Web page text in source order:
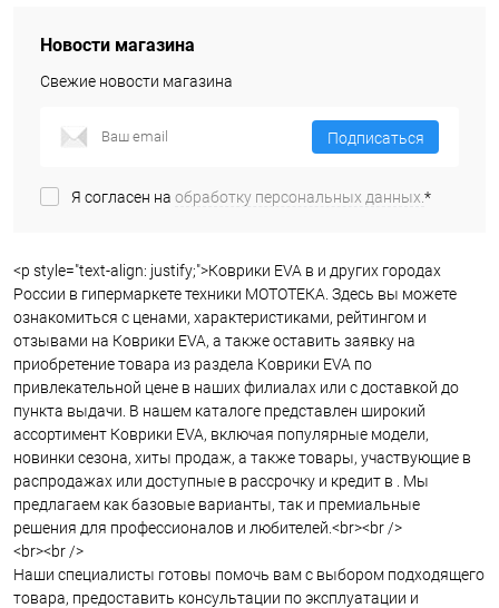
Новости магазина
Свежие новости магазина
Подписаться
Я согласен на обработку персональных данных.*
<p style="text-align: justify;">Коврики EVA в и других городах
России в гипермаркете техники МОТОТЕКА. Здесь вы можете
ознакомиться с ценами, характеристиками, рейтингом и
отзывами на Коврики EVA, а также оставить заявку на
приобретение товара из раздела Коврики EVA по
привлекательной цене в наших филиалах или с доставкой до
пункта выдачи. В нашем каталоге представлен широкий
ассортимент Коврики EVA, включая популярные модели,
новинки сезона, хиты продаж, а также товары, участвующие в
распродажах или доступные в рассрочку и кредит в . Мы
предлагаем как базовые варианты, так и премиальные
решения для профессионалов и любителей.<br><br />
<br><br />
Наши специалисты готовы помочь вам с выбором подходящего
товара, предоставить консультации по эксплуатации и